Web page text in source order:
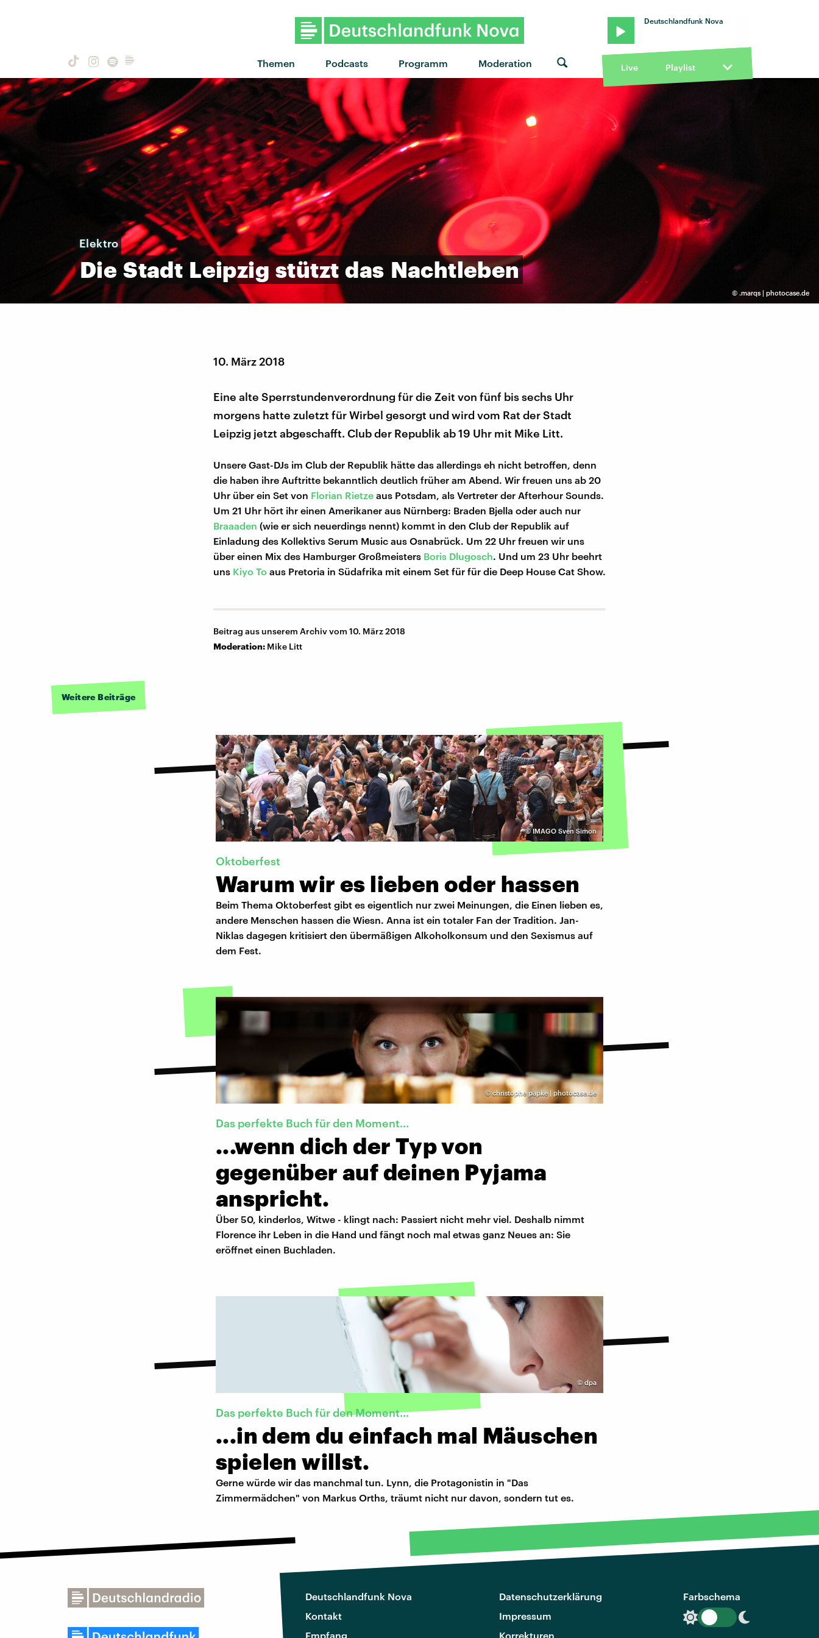
Themen Podcasts Programm Moderation
Deutschlandfunk Nova
Live Playlist
© .marqs | photocase.de
Elektro
Die Stadt Leipzig stützt das Nachtleben
10. März 2018
Eine alte Sperrstundenverordnung für die Zeit von fünf bis sechs Uhr
morgens hatte zuletzt für Wirbel gesorgt und wird vom Rat der Stadt
Leipzig jetzt abgeschafft. Club der Republik ab 19 Uhr mit Mike Litt.
Unsere Gast-DJs im Club der Republik hätte das allerdings eh nicht betroffen, denn
die haben ihre Auftritte bekanntlich deutlich früher am Abend. Wir freuen uns ab 20
Uhr über ein Set von Florian Rietze aus Potsdam, als Vertreter der Afterhour Sounds.
Um 21 Uhr hört ihr einen Amerikaner aus Nürnberg: Braden Bjella oder auch nur
Braaaden (wie er sich neuerdings nennt) kommt in den Club der Republik auf
Einladung des Kollektivs Serum Music aus Osnabrück. Um 22 Uhr freuen wir uns
über einen Mix des Hamburger Großmeisters Boris Dlugosch. Und um 23 Uhr beehrt
uns Kiyo To aus Pretoria in Südafrika mit einem Set für für die Deep House Cat Show.
Beitrag aus unserem Archiv vom 10. März 2018
Moderation: Mike Litt
Weitere Beiträge
©IMAGO Sven Simon
Oktoberfest
Warum wir es lieben oder hassen
Beim Thema Oktoberfest gibt es eigentlich nur zwei Meinungen, die Einen lieben es,
andere Menschen hassen die Wiesn. Anna ist ein totaler Fan der Tradition. Jan-
Niklas dagegen kritisiert den übermäßigen Alkoholkonsum und den Sexismus auf
dem Fest.
© christophe papke | photocase.de
Das perfekte Buch für den Moment...
...wenn dich der Typ von
gegenüber auf deinen Pyjama
anspricht.
Über 50, kinderlos, Witwe - klingt nach: Passiert nicht mehr viel. Deshalb nimmt
Florence ihr Leben in die Hand und fängt noch mal etwas ganz Neues an: Sie
eröffnet einen Buchladen.
© dpa
Das perfekte Buch für den Moment...
...in dem du einfach mal Mäuschen
spielen willst.
Gerne würde wir das manchmal tun. Lynn, die Protagonistin in "Das
Zimmermädchen" von Markus Orths, träumt nicht nur davon, sondern tut es.
Deutschlandfunk Nova
Kontakt
Empfang
Datenschutzerklärung
Impressum
Korrekturen
Farbschema